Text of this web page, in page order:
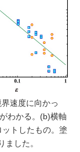
速度に向かっ
わかる。(b)横軸
トしたもの。塗
ました。